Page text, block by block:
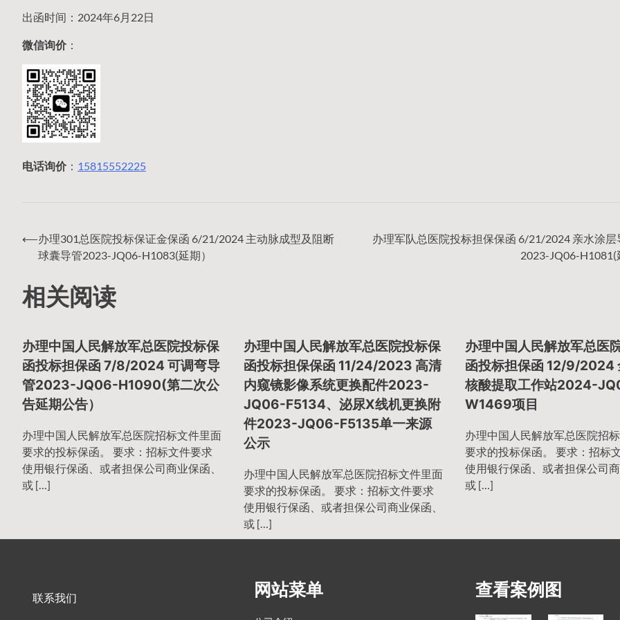
出函时间：2024年6月22日
微信询价：
电话询价： 15815552225
文
章
导
航
⟵办理301总医院投标保证金保函 6/21/2024 主动脉成型及阻断
球囊导管2023-JQ06-H1083(延期）
办理军队总医院投标担保保函 6/21/2024 亲水涂层
2023-JQ06-H1081(
相关阅读
办理中国人民解放军总医院投标保
函投标担保函 7/8/2024 可调弯导
管2023-JQ06-H1090(第二次公
告延期公告）
办理中国人民解放军总医院招标文件里面
要求的投标保函。 要求：招标文件要求
使用银行保函、或者担保公司商业保函、
或 […]
办理中国人民解放军总医院投标保
函投标担保保函 11/24/2023 高清
内窥镜影像系统更换配件2023-
JQ06-F5134、泌尿X线机更换附
件2023-JQ06-F5135单一来源
公示
办理中国人民解放军总医院招标文件里面
要求的投标保函。 要求：招标文件要求
使用银行保函、或者担保公司商业保函、
或 […]
办理中国人民解放军总医
函投标担保函 12/9/2024
核酸提取工作站2024-
W1469项目
办理中国人民解放军总医院招
要求的投标保函。 要求：招标
使用银行保函、或者担保公司商
或 […]
联系我们 网站菜单 查看案例图